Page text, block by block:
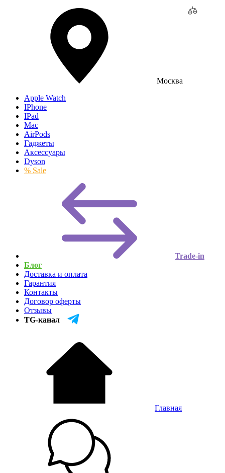
Москва
Apple Watch
IPhone
IPad
Mac
AirPods
Гаджеты
Аксессуары
Dyson
% Sale
Trade-in
Блог
Доставка и оплата
Гарантия
Контакты
Договор оферты
Отзывы
TG-канал
Главная